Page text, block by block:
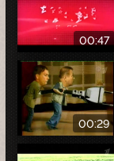
00:47
00:29